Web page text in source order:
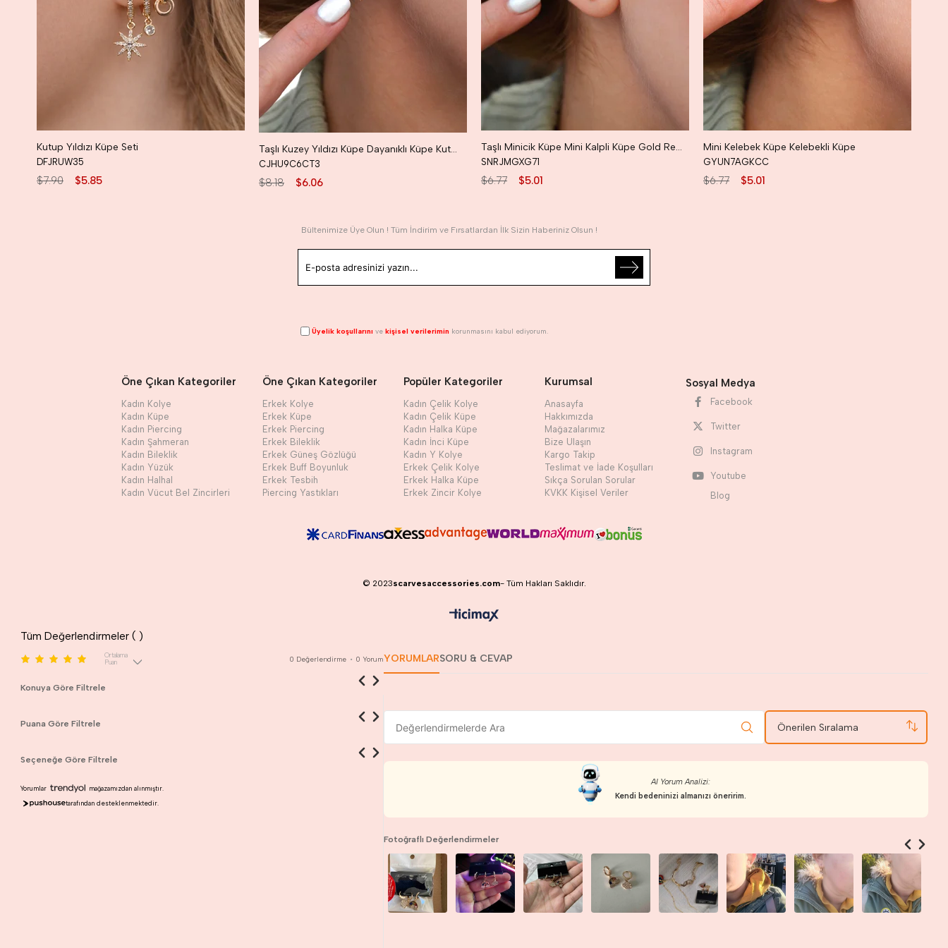
Kutup Yıldızı Küpe Seti
DFJRUW35
$5.85
$7.90
Taşlı Kuzey Yıldızı Küpe Dayanıklı Küpe Kutup Yıldızı Küpe
CJHU9C6CT3
$6.06
$8.18
Taşlı Minicik Küpe Mini Kalpli Küpe Gold Renk
SNRJMGXG71
$5.01
$6.77
Mini Kelebek Küpe Kelebekli Küpe
GYUN7AGKCC
$5.01
$6.77
Bültenimize Üye Olun ! Tüm İndirim ve Fırsatlardan İlk Sizin Haberiniz Olsun !
Üyelik koşullarını ve kişisel verilerimin korunmasını kabul ediyorum.
Öne Çıkan Kategoriler
Kadın Kolye
Kadın Küpe
Kadın Piercing
Kadın Şahmeran
Kadın Bileklik
Kadın Yüzük
Kadın Halhal
Kadın Vücut Bel Zincirleri
Öne Çıkan Kategoriler
Erkek Kolye
Erkek Küpe
Erkek Piercing
Erkek Bileklik
Erkek Güneş Gözlüğü
Erkek Buff Boyunluk
Erkek Tesbih
Piercing Yastıkları
Popüler Kategoriler
Kadın Çelik Kolye
Kadın Çelik Küpe
Kadın Halka Küpe
Kadın İnci Küpe
Kadın Y Kolye
Erkek Çelik Kolye
Erkek Halka Küpe
Erkek Zincir Kolye
Kurumsal
Anasayfa
Hakkımızda
Mağazalarımız
Bize Ulaşın
Kargo Takip
Teslimat ve İade Koşulları
Sıkça Sorulan Sorular
KVKK Kişisel Veriler
Sosyal Medya
Facebook
Twitter
Instagram
Youtube
Blog
© 2023scarvesaccessories.com- Tüm Hakları Saklıdır.
Tüm Değerlendirmeler ( )
Ortalama
Puan
0 Değerlendirme • 0 Yorum
Konuya Göre Filtrele
Puana Göre Filtrele
Seçeneğe Göre Filtrele
Yorumlar
mağazamızdan alınmıştır.
tarafından desteklenmektedir.
YORUMLARSORU & CEVAP
Önerilen Sıralama
AI Yorum Analizi:
Kendi bedeninizi almanızı öneririm.
Fotoğraflı Değerlendirmeler